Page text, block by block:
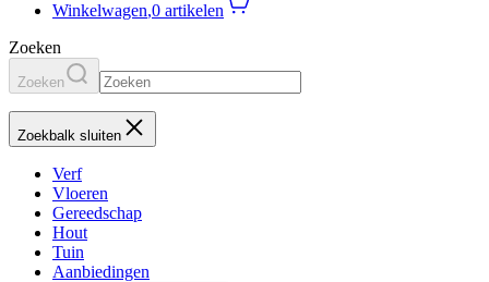
Winkelwagen,0 artikelen
Zoeken
Zoeken
Zoekbalk sluiten
Verf
Vloeren
Gereedschap
Hout
Tuin
Aanbiedingen